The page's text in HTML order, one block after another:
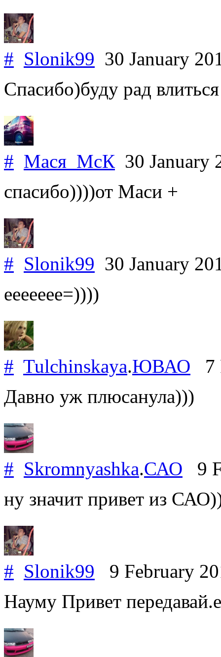
# Slonik99 30 January
Спасибо)буду рад
# Мася_МсК 30 January
спасибо))))от Маси +
# Slonik99 30 January
еееееее=))))
# Tulchinskaya.ЮВАО 7
Давно уж плюсанула)))
# Skromnyashka.САО 9
ну значит привет из
# Slonik99 9 February
Науму Привет